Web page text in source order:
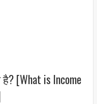
[What is Income